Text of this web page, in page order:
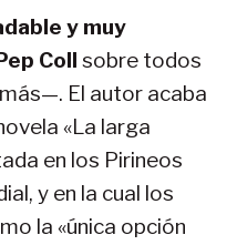
y muy
Coll sobre todos
El autor acaba
«La larga
en los Pirineos
y en la cual los
la «única opción